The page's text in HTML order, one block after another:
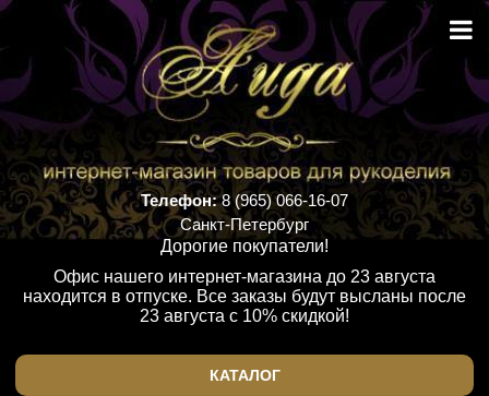
Телефон:8 (965) 066-16-07
Санкт-Петербург
Дорогие покупатели!
Офис нашего интернет-магазина до 23 августа
находится в отпуске. Все заказы будут высланы после
23 августа с 10% скидкой!
КАТАЛОГ